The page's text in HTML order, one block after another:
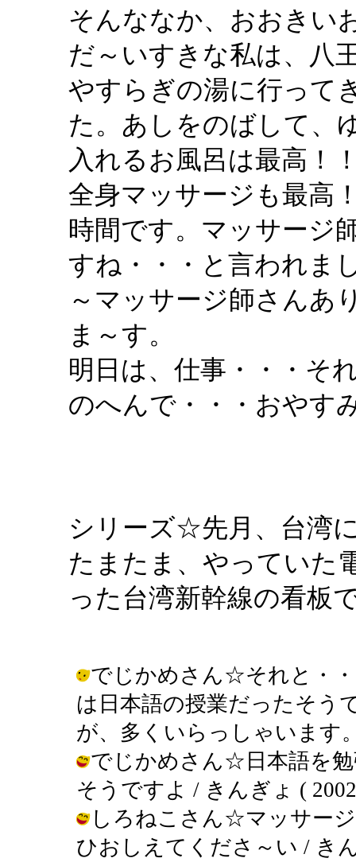
そんななか、おおきい
だ～いすきな私は、八
やすらぎの湯に行って
た。あしをのばして、
入れるお風呂は最高！
全身マッサージも最高
時間です。マッサージ
すね・・・と言われま
～マッサージ師さんあ
ま～す。
明日は、仕事・・・そ
のへんで・・・おやす
シリーズ☆先月、台湾
たまたま、やっていた
った台湾新幹線の看板
でじかめさん☆それと・
は日本語の授業だったそう
が、多くいらっしゃいます
でじかめさん☆日本語を
そうですよ / きんぎょ (
しろねこさん☆マッサー
ひおしえてくださ～い / き